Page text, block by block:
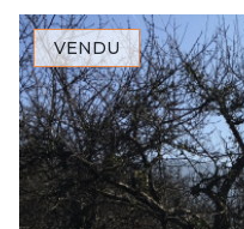
VENDU